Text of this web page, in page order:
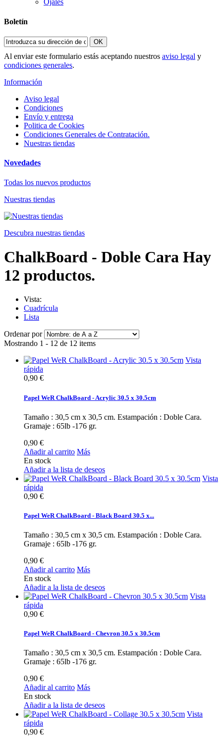
Ojales
Boletín
OK
Al enviar este formulario estás aceptando nuestros aviso legal y
condiciones generales.
Información
Aviso legal
Condiciones
Envío y entrega
Politica de Cookies
Condiciones Generales de Contratación.
Nuestras tiendas
Novedades
Todas los nuevos productos
Nuestras tiendas
Descubra nuestras tiendas
ChalkBoard - Doble Cara Hay
12 productos.
Vista:
Cuadrícula
Lista
Ordenar por
Mostrando 1 - 12 de 12 items
Vista
rápida
0,90 €
Papel WeR ChalkBoard - Acrylic 30.5 x 30.5cm
Tamaño : 30,5 cm x 30,5 cm. Estampación : Doble Cara.
Gramaje : 65lb -176 gr.
0,90 €
Añadir al carrito Más
En stock
Añadir a la lista de deseos
Vista
rápida
0,90 €
Papel WeR ChalkBoard - Black Board 30.5 x...
Tamaño : 30,5 cm x 30,5 cm. Estampación : Doble Cara.
Gramaje : 65lb -176 gr.
0,90 €
Añadir al carrito Más
En stock
Añadir a la lista de deseos
Vista
rápida
0,90 €
Papel WeR ChalkBoard - Chevron 30.5 x 30.5cm
Tamaño : 30,5 cm x 30,5 cm. Estampación : Doble Cara.
Gramaje : 65lb -176 gr.
0,90 €
Añadir al carrito Más
En stock
Añadir a la lista de deseos
Vista
rápida
0,90 €